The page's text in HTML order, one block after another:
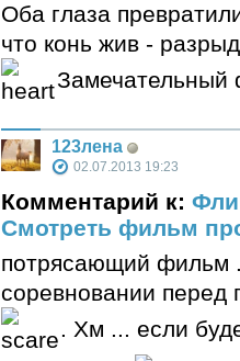
Оба глаза
что конь жив -
Замечательный
123лена
02.07.2013 19:23
Комментарий к:
Смотреть фильм
потрясающий фильм .
соревновании перед
. Хм ... если